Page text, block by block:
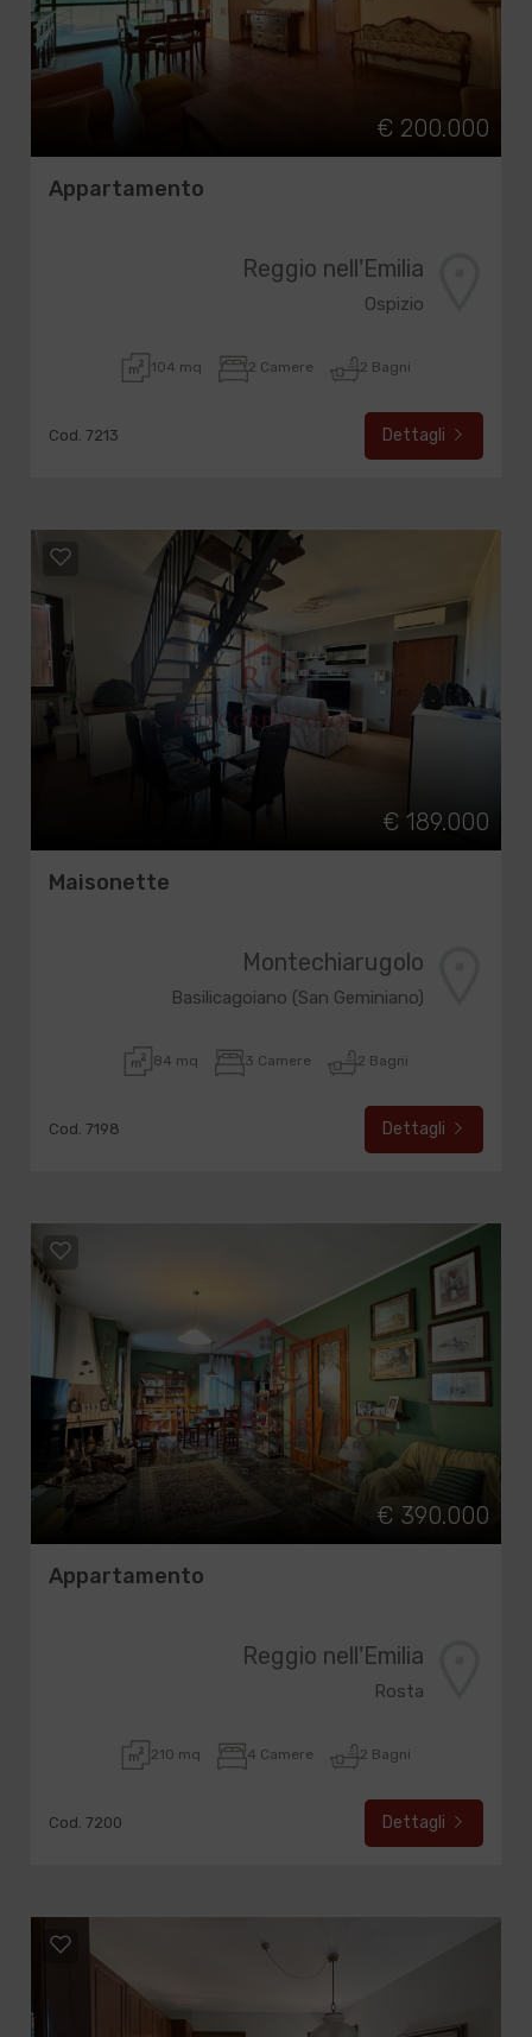
€ 200.000
Appartamento
Reggio nell'Emilia
Ospizio
104 mq 2 Camere 2 Bagni
Cod. 7213 Dettagli
€ 189.000
Maisonette
Montechiarugolo
Basilicagoiano (San Geminiano)
84 mq 3 Camere 2 Bagni
Cod. 7198 Dettagli
€ 390.000
Appartamento
Reggio nell'Emilia
Rosta
210 mq 4 Camere 2 Bagni
Cod. 7200 Dettagli